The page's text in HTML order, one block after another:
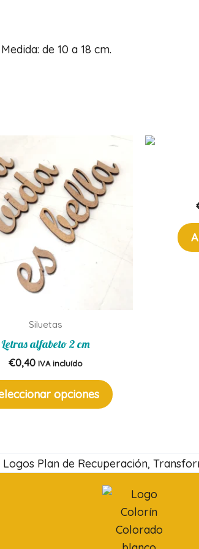
de 10 a 18 cm.
Siluetas
Letras alfabeto 2 cm
€0,40 IVA incluído
opciones
producto
variantes.
Las
opciones
se
pueden
elegir